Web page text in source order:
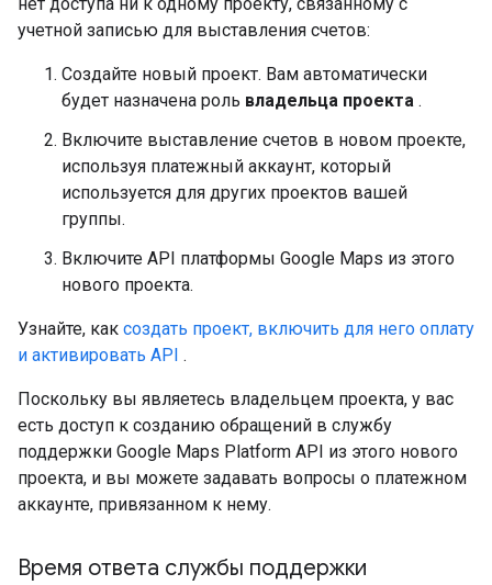
учетной записью для выставления счетов:
Создайте новый проект. Вам автоматически
будет назначена роль владельца проекта .
Включите выставление счетов в новом проекте,
используя платежный аккаунт, который
используется для других проектов вашей
группы.
Включите API платформы Google Maps из этого
нового проекта.
Узнайте, как создать проект, включить для него оплату
и активировать API .
Поскольку вы являетесь владельцем проекта, у вас
есть доступ к созданию обращений в службу
поддержки Google Maps Platform API из этого нового
проекта, и вы можете задавать вопросы о платежном
аккаунте, привязанном к нему.
Время ответа службы поддержки